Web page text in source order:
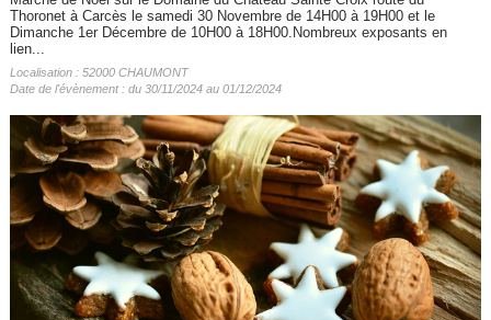
Thoronet à Carcès le samedi 30 Novembre de 14H00 à 19H00 et le
Dimanche 1er Décembre de 10H00 à 18H00.Nombreux exposants en
lien...
Localisation : 52000 CHAUMONT
Date de l'évènement : du 30/11/2024 au 01/12/2024